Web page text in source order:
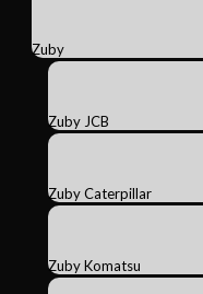
Zuby
Zuby JCB
Zuby Caterpillar
Zuby Komatsu